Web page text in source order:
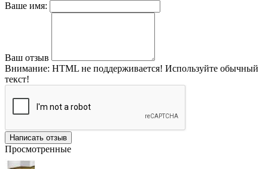
Ваше имя:
Ваш отзыв
Внимание: HTML не поддерживается! Используйте обычный
текст!
Написать отзыв
Просмотренные